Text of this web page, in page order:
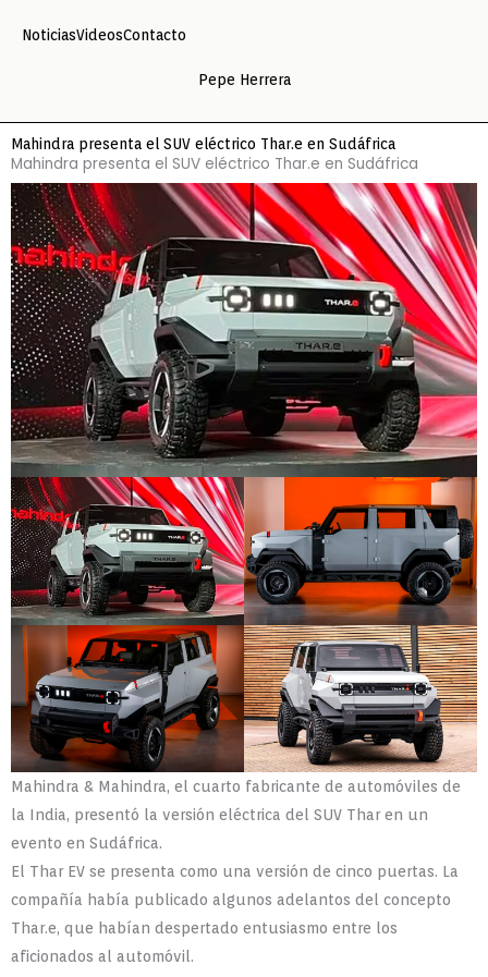
NoticiasVideosContacto
Pepe Herrera
Mahindra presenta el SUV eléctrico Thar.e en Sudáfrica
Mahindra presenta el SUV eléctrico Thar.e en Sudáfrica
Mahindra & Mahindra, el cuarto fabricante de automóviles de
la India, presentó la versión eléctrica del SUV Thar en un
evento en Sudáfrica.
El Thar EV se presenta como una versión de cinco puertas. La
compañía había publicado algunos adelantos del concepto
Thar.e, que habían despertado entusiasmo entre los
aficionados al automóvil.